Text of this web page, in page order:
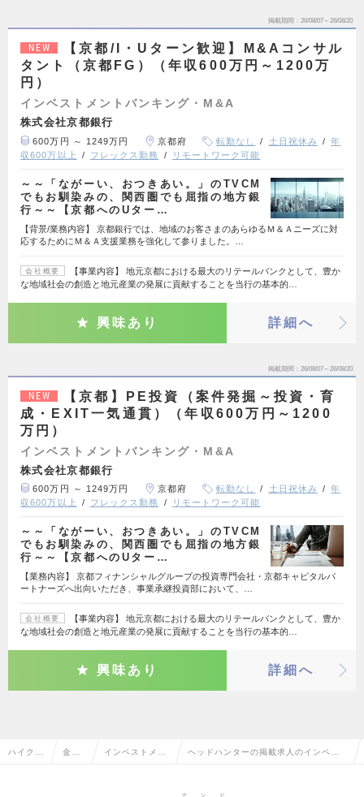
掲載期間 26/08/07～26/08/20
NEW
【京都/I・Uターン歓迎】M&Aコンサル
タント（京都FG）（年収600万円～1200万
円）
インベストメントバンキング・M&A
株式会社京都銀行
600万円 ～ 1249万円 京都府 転勤なし 土日祝休み
年
収600万以上
フレックス勤務 リモートワーク可能
～～「ながーい、おつきあい。」のTVCM
でもお馴染みの、関西圏でも屈指の地方銀
行～～【京都へのUター…
【背景/業務内容】 京都銀行では、地域のお客さまのあらゆるＭ＆Ａニーズに対
応するためにＭ＆Ａ支援業務を強化して参りました。…
会社概要
【事業内容】 地元京都における最大のリテールバンクとして、豊か
な地域社会の創造と地元産業の発展に貢献することを当行の基本的…
興味あり 詳細へ
掲載期間 26/08/07～26/08/20
NEW
【京都】PE投資（案件発掘～投資・育
成・EXIT一気通貫）（年収600万円～1200
万円）
インベストメントバンキング・M&A
株式会社京都銀行
600万円 ～ 1249万円 京都府 転勤なし 土日祝休み
年
収600万以上
フレックス勤務 リモートワーク可能
～～「ながーい、おつきあい。」のTVCM
でもお馴染みの、関西圏でも屈指の地方銀
行～～【京都へのUター…
【業務内容】 京都フィナンシャルグループの投資専門会社・京都キャピタルパ
ートナーズへ出向いただき、事業承継投資部において、…
会社概要
【事業内容】 地元京都における最大のリテールバンクとして、豊か
な地域社会の創造と地元産業の発展に貢献することを当行の基本的…
興味あり 詳細へ
ハイクラ 金融 インベストメン ヘッドハンターの掲載求人のインベス